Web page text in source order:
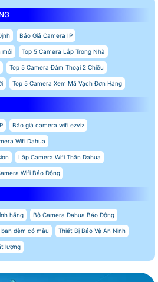
Báo Giá Camera IP
mới Top 5 Camera Lắp Trong Nhà
Top 5 Camera Đàm Thoại 2 Chiều
Top 5 Camera Xem Mã Vạch Đơn Hàng
Báo giá camera wifi ezviz
Wifi Dahua
Lắp Camera Wifi Thân Dahua
Wifi Báo Động
hãng Bộ Camera Dahua Báo Động
đêm có màu Thiết Bị Bảo Vệ An Ninh
lượng